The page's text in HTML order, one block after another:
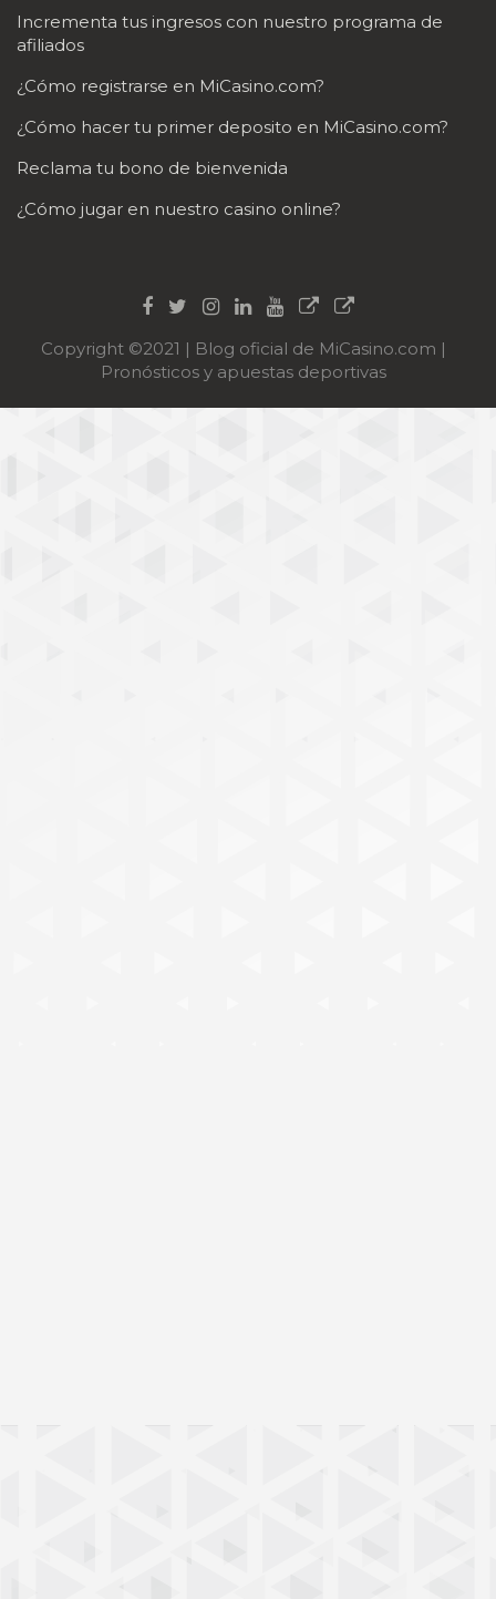
Incrementa tus ingresos con nuestro programa de
afiliados
¿Cómo registrarse en MiCasino.com?
¿Cómo hacer tu primer deposito en MiCasino.com?
Reclama tu bono de bienvenida
¿Cómo jugar en nuestro casino online?
Copyright ©2021 | Blog oficial de MiCasino.com |
Pronósticos y apuestas deportivas